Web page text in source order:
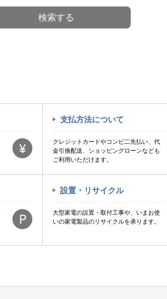
検索する
支払方法について
クレジットカードやコンビ二先払い、代
金引換配送、ショッピングローンなども
ご利用いただけます。
設置・リサイクル
大型家電の設置・取付工事や、いまお使
いの家電製品のリサイクルを承ります。